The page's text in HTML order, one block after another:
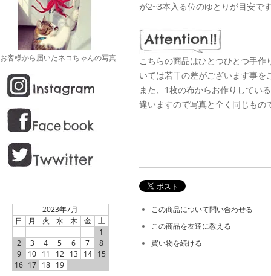
が2~3本入る位のゆとりが目安で
こちらの商品はひとつひとつ手
いては若干の差がございます事を
また、1枚の布からお作りしてい
違いますので写真と全く同じもの
この商品について問い合わせる
この商品を友達に教える
買い物を続ける
お客様から届いたネコちゃんの写真
2023年7月
日
月 火 水 木 金
土
1
2
3 4 5 6 7
8
9
10 11 12 13 14 15
16 17 18 19